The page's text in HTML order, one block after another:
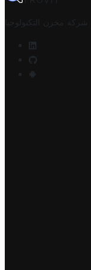
شركة مخزن التكنولوجيا